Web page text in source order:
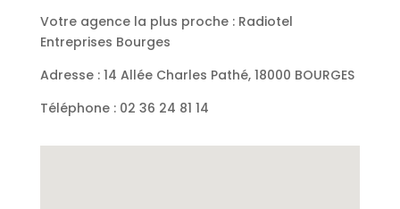
Votre agence la plus proche : Radiotel
Entreprises Bourges
Adresse : 14 Allée Charles Pathé, 18000 BOURGES
Téléphone : 02 36 24 81 14